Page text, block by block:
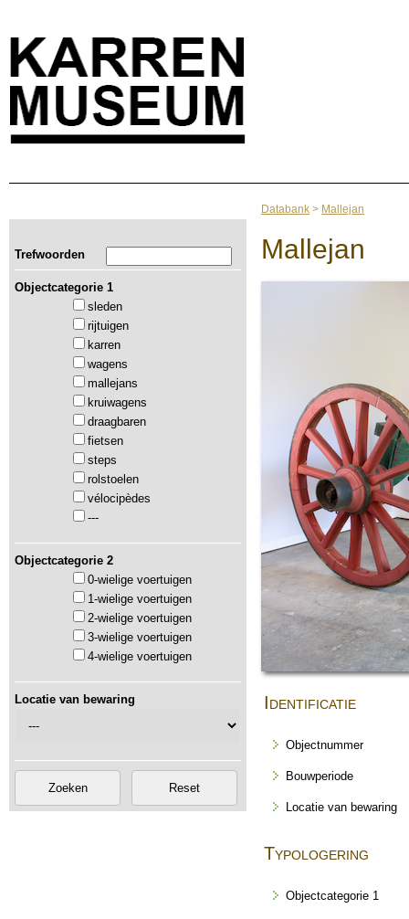
Trefwoorden
Objectcategorie 1
sleden
rijtuigen
karren
wagens
mallejans
kruiwagens
draagbaren
fietsen
steps
rolstoelen
vélocipèdes
---
Objectcategorie 2
0-wielige voertuigen
1-wielige voertuigen
2-wielige voertuigen
3-wielige voertuigen
4-wielige voertuigen
Locatie van bewaring
Databank > Mallejan
Mallejan
Identificatie
Objectnummer
Bouwperiode
Locatie van bewaring
Typologering
Objectcategorie 1